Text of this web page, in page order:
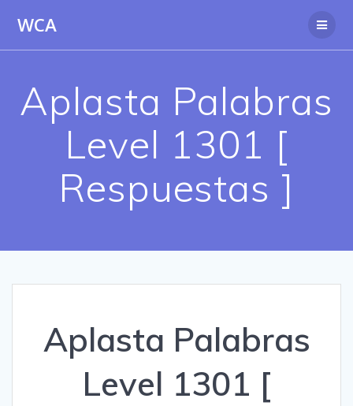
WCA
Aplasta Palabras
Level 1301 [
Respuestas ]
Aplasta Palabras
Level 1301 [